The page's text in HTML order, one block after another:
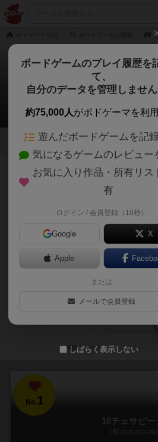
ヒストリーオブ自民
次のおすすめボード
1 2
『ヒストリーオブ自民 シゲル疾風
すめ
このゲームのトップページで投票された「プ
※リストには一定の投票数がある作品のみを表
No.1
18チェサピー
18Chesapeake
ボードゲームのプレイ履歴を
て、
自分のデータを管理しません
約75,000人がボドゲーマを利用
遊んだボードゲームを記
気になるゲームのレビュー
お気に入り作品・所有リス
有
ログイン / 会員登録（10秒）
Google X
Apple
または
メールで会員登録
しばらく表示しない